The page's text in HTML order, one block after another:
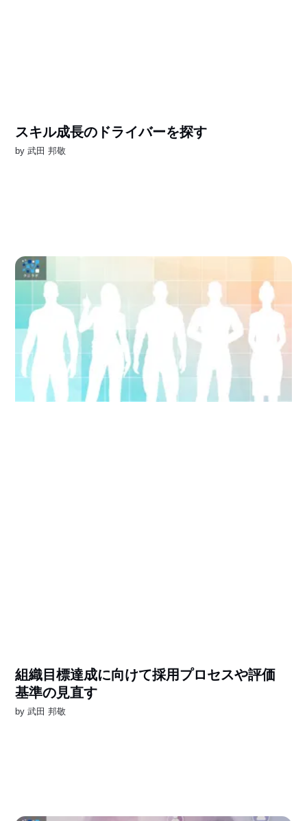
スキル成長のドライバーを探す
by武田 邦敬
組織目標達成に向けて採用プロセスや評価
基準の見直す
by武田 邦敬